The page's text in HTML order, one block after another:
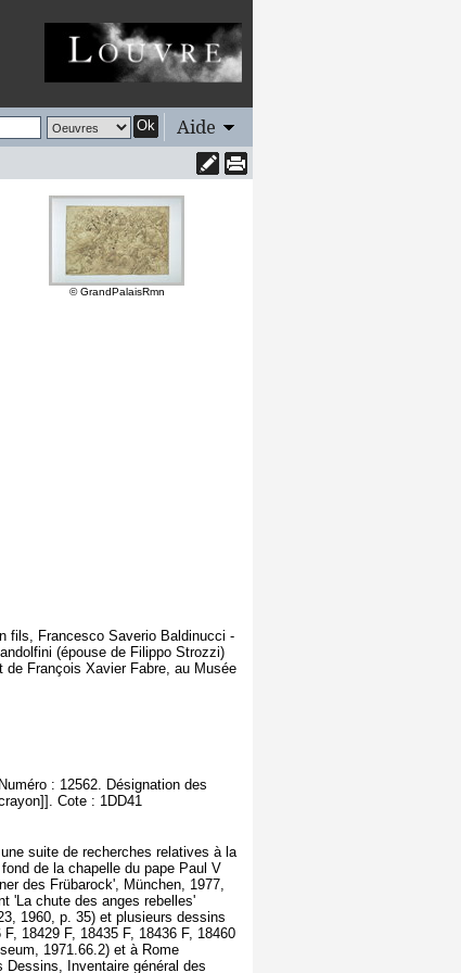
Ok Aide
© GrandPalaisRmn
fils, Francesco Saverio Baldinucci -
(épouse de Filippo Strozzi)
de François Xavier Fabre, au Musée
: 12562. Désignation des
Cote : 1DD41
suite de recherches relatives à la
de la chapelle du pape Paul V
des Frübarock', München, 1977,
'La chute des anges rebelles'
1960, p. 35) et plusieurs dessins
18429 F, 18435 F, 18436 F, 18460
1971.66.2) et à Rome
Dessins, Inventaire général des